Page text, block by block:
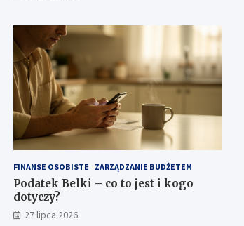
FINANSE OSOBISTE ZARZĄDZANIE BUDŻETEM
Podatek Belki – co to jest i kogo
dotyczy?
27 lipca 2026